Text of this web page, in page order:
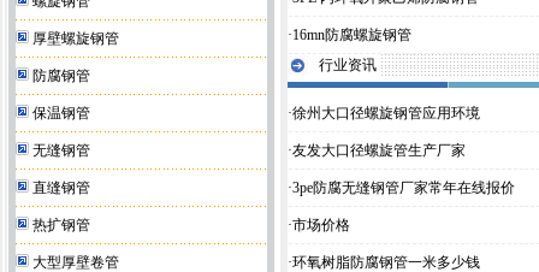
厚壁螺旋钢管
防腐钢管
保温钢管
无缝钢管
直缝钢管
热扩钢管
大型厚壁卷管
·16mn防腐螺旋钢管
行业资讯
·徐州大口径螺旋钢管应用环境
·友发大口径螺旋管生产厂家
·3pe防腐无缝钢管厂家常年在线报价
·市场价格
·环氧树脂防腐钢管一米多少钱